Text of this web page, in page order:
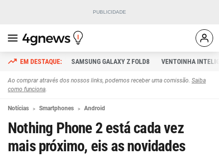
SAMSUNG GALAXY Z FOLD8 VENTOINHA
Ao comprar através dos nossos links, podemos receber uma comissão. Saiba
como funciona.
Notícias Smartphones Android
Nothing Phone 2 está cada vez
mais próximo, eis as novidades